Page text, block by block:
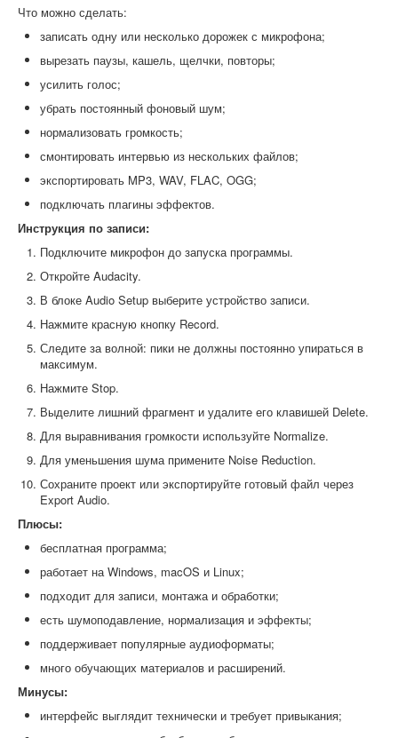
Что можно сделать:
записать одну или несколько дорожек с микрофона;
вырезать паузы, кашель, щелчки, повторы;
усилить голос;
убрать постоянный фоновый шум;
нормализовать громкость;
смонтировать интервью из нескольких файлов;
экспортировать MP3, WAV, FLAC, OGG;
подключать плагины эффектов.
Инструкция по записи:
Подключите микрофон до запуска программы.
Откройте Audacity.
В блоке Audio Setup выберите устройство записи.
Нажмите красную кнопку Record.
Следите за волной: пики не должны постоянно упираться в
максимум.
Нажмите Stop.
Выделите лишний фрагмент и удалите его клавишей Delete.
Для выравнивания громкости используйте Normalize.
Для уменьшения шума примените Noise Reduction.
Сохраните проект или экспортируйте готовый файл через
Export Audio.
Плюсы:
бесплатная программа;
работает на Windows, macOS и Linux;
подходит для записи, монтажа и обработки;
есть шумоподавление, нормализация и эффекты;
поддерживает популярные аудиоформаты;
много обучающих материалов и расширений.
Минусы:
интерфейс выглядит технически и требует привыкания;